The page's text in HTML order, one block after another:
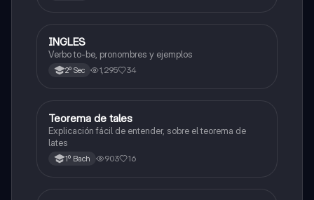
Inglés
INGLES
Verbo to-be, pronombres y ejemplos
2º Sec 1,295 34
Matemáticas
Teorema de tales
Explicación fácil de entender, sobre el teorema de
lates
1º Bach 903 16